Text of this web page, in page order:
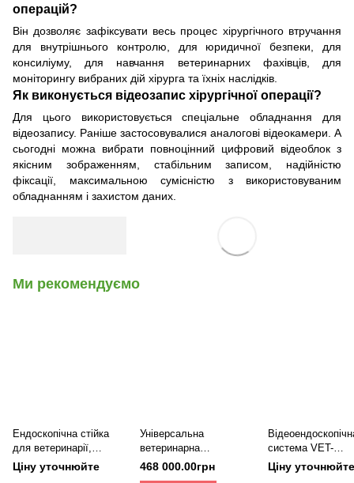
операцій?
Він дозволяє зафіксувати весь процес хірургічного втручання
для внутрішнього контролю, для юридичної безпеки, для
консиліуму, для навчання ветеринарних фахівців, для
моніторингу вибраних дій хірурга та їхніх наслідків.
Як виконується відеозапис хірургічної операції?
Для цього використовується спеціальне обладнання для
відеозапису. Раніше застосовувалися аналогові відеокамери. А
сьогодні можна вибрати повноцінний цифровий відеоблок з
якісним зображенням, стабільним записом, надійністю
фіксації, максимальною сумісністю з використовуваним
обладнанням і захистом даних.
Ми рекомендуємо
Ендоскопічна стійка
для ветеринарії,
AOHUA
Ціну уточнюйте
Універсальна
ветеринарна
ендоскопічна система
OR-100, AOHUA
468 000.00грн
система VET-
OR1200RH
Ціну уточнюйте